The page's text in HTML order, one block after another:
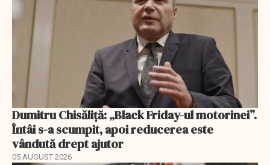
Dumitru Chisăliță: „Black Friday-ul motorinei”.
Întâi s-a scumpit, apoi reducerea este
vândută drept ajutor
05 AUGUST 2026